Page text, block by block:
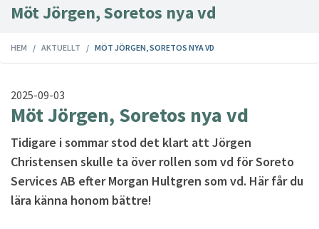
Möt Jörgen, Soretos nya vd
HEM AKTUELLT MÖT JÖRGEN, SORETOS NYA VD
2025-09-03
Möt Jörgen, Soretos nya vd
Tidigare i sommar stod det klart att Jörgen
Christensen skulle ta över rollen som vd för Soreto
Services AB efter Morgan Hultgren som vd. Här får du
lära känna honom bättre!